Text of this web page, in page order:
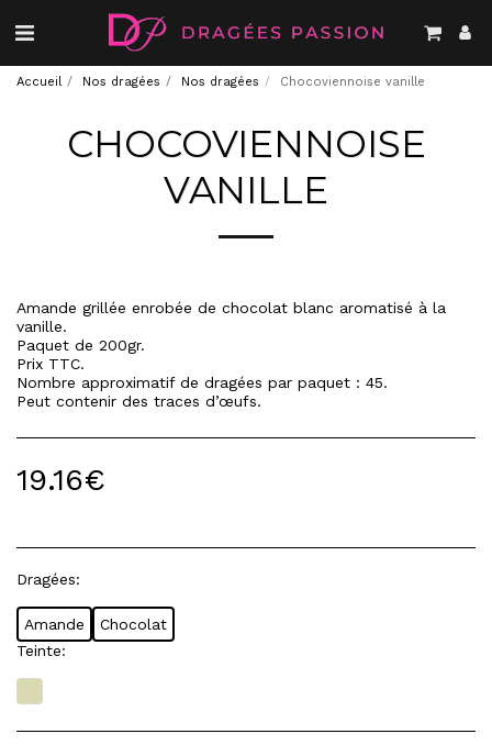
Accueil Nos dragées Nos dragées Chocoviennoise vanille
CHOCOVIENNOISE
VANILLE
Amande grillée enrobée de chocolat blanc aromatisé à la
vanille.
Paquet de 200gr.
Prix TTC.
Nombre approximatif de dragées par paquet : 45.
Peut contenir des traces d’œufs.
19.16€
Dragées:
Amande
Chocolat
Teinte: